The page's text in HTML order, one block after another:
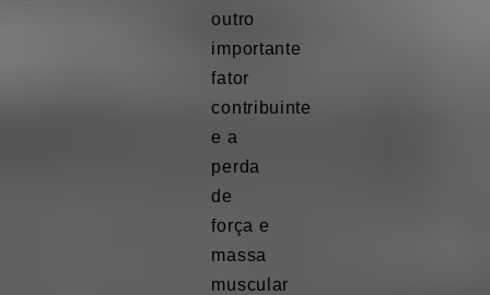
outro
importante
fator
contribuinte
e a
perda
de
força e
massa
muscular